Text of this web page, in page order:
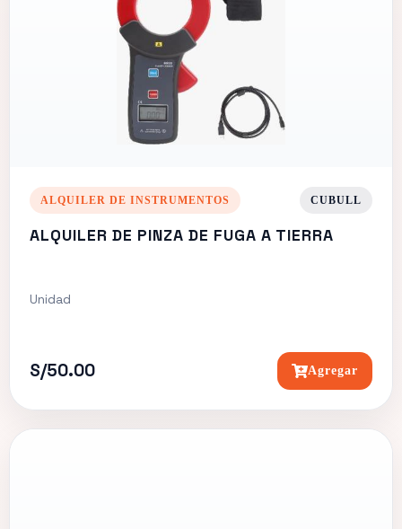
ALQUILER DE INSTRUMENTOS CUBULL
ALQUILER DE PINZA DE FUGA A TIERRA
Unidad
S/50.00 Agregar